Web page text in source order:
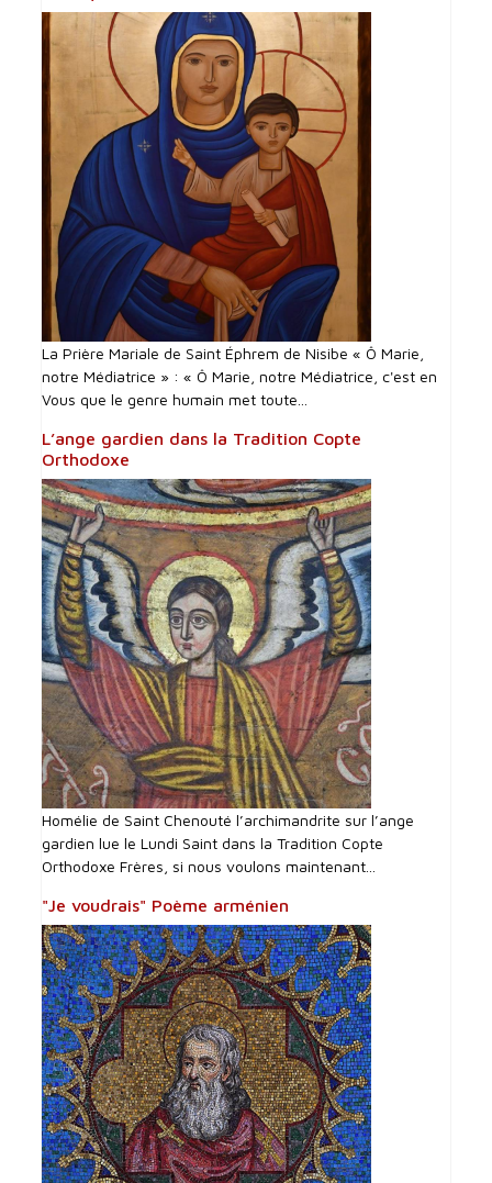
La Prière Mariale de Saint Éphrem de Nisibe « Ô Marie,
notre Médiatrice » : « Ô Marie, notre Médiatrice, c'est en
Vous que le genre humain met toute...
L’ange gardien dans la Tradition Copte
Orthodoxe
Homélie de Saint Chenouté l’archimandrite sur l’ange
gardien lue le Lundi Saint dans la Tradition Copte
Orthodoxe Frères, si nous voulons maintenant...
"Je voudrais" Poème arménien